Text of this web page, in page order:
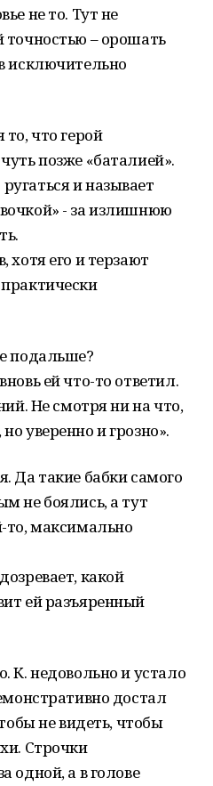
не то. Тут не
точностью – орошать
исключительно
то, что герой
позже «баталией».
и называет
- за излишнюю
хотя его и терзают
подальше?
ей что-то ответил.
Не смотря ни на что,
уверенно и грозно».
Да такие бабки самого
не боялись, а тут
то, максимально
какой
ей разъяренный
К. недовольно и устало
достал
не видеть, чтобы
Строчки
одной, а в голове